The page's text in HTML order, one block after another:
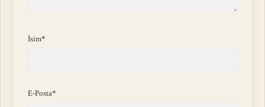
İsim*
E-Posta*